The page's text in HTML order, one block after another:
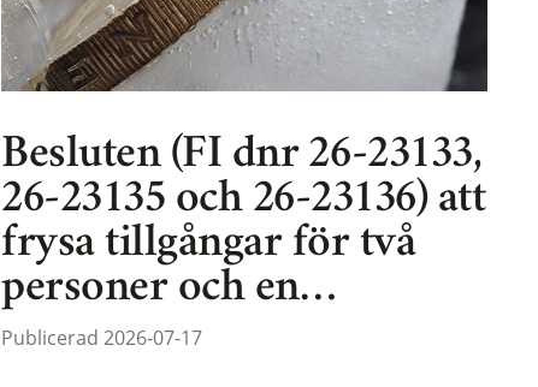
Besluten (FI dnr 26-23133,
26-23135 och 26-23136) att
frysa tillgångar för två
personer och en…
Publicerad 2026-07-17